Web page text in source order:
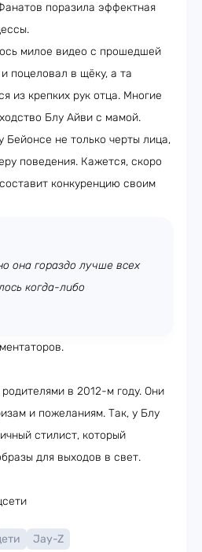
поразила эффектная
милое видео с прошедшей
поцеловал в щёку, а та
из крепких рук отца. Многие
Блу Айви с мамой.
Бейонсе не только черты лица,
поведения. Кажется, скоро
конкуренцию своим
она гораздо лучше всех
когда-либо
в 2012-м году. Они
и пожеланиям. Так, у Блу
стилист, который
для выходов в свет.
Jay-Z